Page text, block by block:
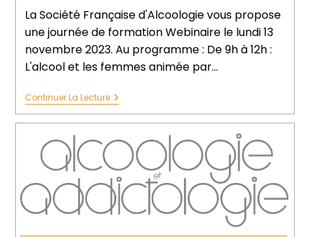
La Société Française d'Alcoologie vous propose
une journée de formation Webinaire le lundi 13
novembre 2023. Au programme : De 9h à 12h :
L'alcool et les femmes animée par…
Continuer La Lecture